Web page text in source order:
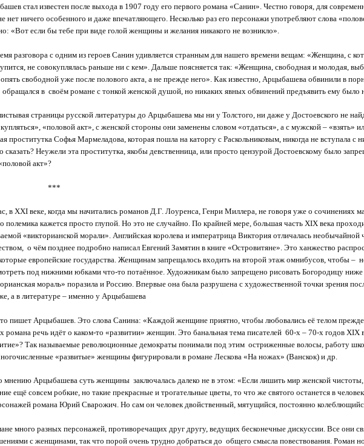
стал известен после выхода в 1907 году его первого романа «Санин». Честно говоря, для
нет ничего особенного и даже впечатляющего. Несколько раз его персонажи употребляют слова
«Вот если бы тебе при виде голой женщины и желания никакого не возникло».
разговора с одним из героев Санин удивляется странным для нашего времени вещам: «Женщина, с
не совокуплялась раньше ни с кем». Дальше поясняется так: «Женщина, свободная и молодая,
опять свободной уже после полового акта, а не прежде него». Как известно, Арцыбашева обвинили в
обращался в своём романе с тонкой женской душой, но никаких явных обвинений предъявить ему было
страницы русской литературы до Арцыбашева мы ни у Толстого, ни даже у Достоевского не
«половой акт», с женской стороны они заменены словом «отдаться», а с мужской – «взять»
проститутка Софья Мармеладова, которая пошла на каторгу с Раскольниковым, никогда не вступала с
сказать? Неужели эта проститутка, якобы девственница, или просто цензурой Достоевскому было
акт»?
в XXI веке, когда мы начитались романов Д.Г. Лоуренса, Генри Миллера, не говоря уже о сочинениях
полемика кажется просто глупой. Но это не случайно. По крайней мере, большая часть XIX века
«викторианской морали». Английская королева и императрица Виктория отличалась
о чём позднее подробно написал Евгений Замятин в книге «Островитяне». Это ханжество
европейские государства. Женщинам запрещалось входить на второй этаж омнибусов, чтобы –
под нижними юбками что-то потаённое. Художникам было запрещено рисовать Богородицу
мораль» поразила и Россию. Впервые она была разрушена с художественной точки зрения
а в литературе – именно у Арцыбашева
пишет Арцыбашев. Это слова Санина: «Каждой женщине приятно, чтобы любовались её телом прежде
романа речь идёт о каком-то «развитии» женщин. Это банальная тема писателей 60-х – 70-х годов XIX
Так называемые революционные демократы понимали под этим остриженные волосы, работу
«развитые» женщины фигурировали в романе Лескова «На ножах» (Ванскок) и др.
мнению Арцыбашева суть женщины заключалась далеко не в этом: «Если лишить мир женской
ещё совсем робкие, но такие прекрасные и трогательные цветы, то что же святого останется в
романа Юрий Сварожич. Но сам он человек двойственный, мятущийся, постоянно
много разных персонажей, противоречащих друг другу, ведущих бесконечные дискуссии. Все они
с женщинами, так что порой очень трудно добраться до общего смысла повествования. Роман